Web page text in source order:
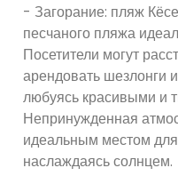
- Загорание: пляж
песчаного пляжа
Посетители могут
арендовать шезлонги
любуясь красивыми и
Непринужденная
идеальным местом для
наслаждаясь солнцем.